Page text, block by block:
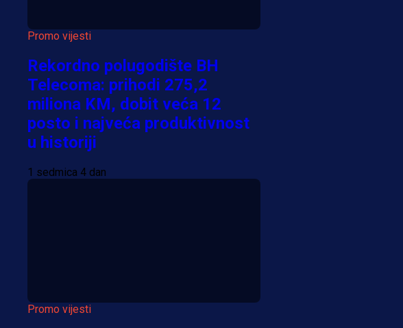
Promo vijesti
Rekordno polugodište BH
Telecoma: prihodi 275,2
miliona KM, dobit veća 12
posto i najveća produktivnost
u historiji
1 sedmica 4 dan
Promo vijesti